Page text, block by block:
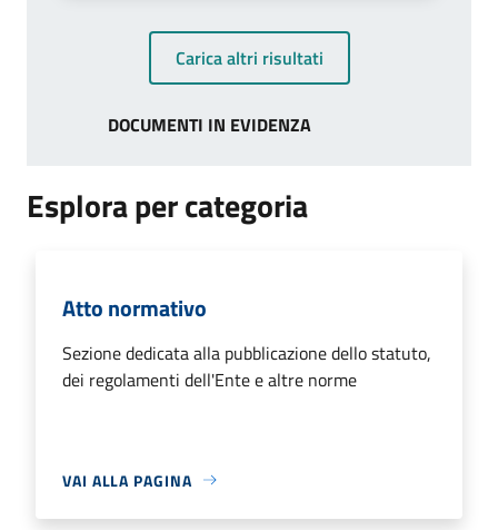
Carica altri risultati
DOCUMENTI IN EVIDENZA
Esplora per categoria
Atto normativo
Sezione dedicata alla pubblicazione dello statuto,
dei regolamenti dell'Ente e altre norme
VAI ALLA PAGINA